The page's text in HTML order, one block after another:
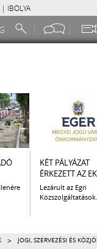
| IBOLYA
KÉT PÁLYÁZAT
ÉRKEZETT AZ
Lezárult az Egri
Közszolgáltatások...
> JOGI, SZERVEZÉSI ÉS